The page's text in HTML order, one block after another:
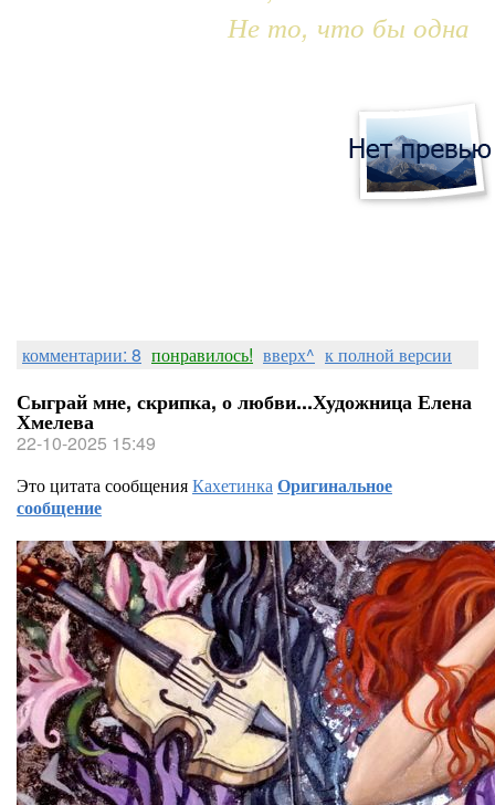
Не то, что бы одна
комментарии: 8 понравилось! вверх^ к полной версии
Сыграй мне, скрипка, о любви...Художница Елена
Хмелева
22-10-2025 15:49
Это цитата сообщенияКахетинкаОригинальное
сообщение